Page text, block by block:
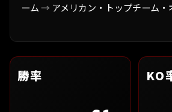
ーム→ アメリカン・トップチーム・
勝率 KO